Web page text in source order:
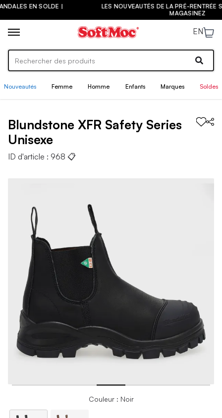
LES NOUVEAUTÉS DE LA PRÉ-RENTRÉE SONT ARRIVÉES ! |
EN
Nouveautés Femme Homme Enfants Marques Soldes
Blundstone XFR Safety Series
Unisexe
ID d'article : 968 📋
Couleur : Noir